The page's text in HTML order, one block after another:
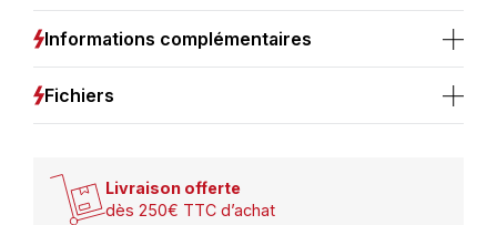
Informations complémentaires
Fichiers
Livraison offerte
dès 250€ TTC d’achat